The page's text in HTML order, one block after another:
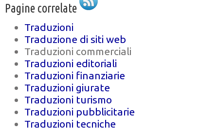
Pagine correlate
Traduzioni
Traduzione di siti web
Traduzioni commerciali
Traduzioni editoriali
Traduzioni finanziarie
Traduzioni giurate
Traduzioni turismo
Traduzioni pubblicitarie
Traduzioni tecniche